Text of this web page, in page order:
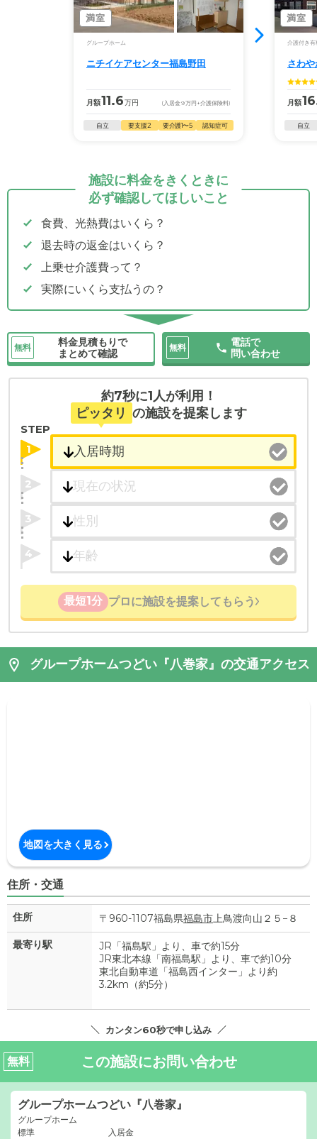
満室
グループホーム
ニチイケアセンター福島野田
月額11.6万円 (入居金9万円 +介護保険料)
自立 要支援2 要介護1〜5 認知症可
満室
介護付き有
さわ
月額
自立
施設に料金をきくときに
必ず確認してほしいこと
食費、光熱費はいくら？
退去時の返金はいくら？
上乗せ介護費って？
実際にいくら支払うの？
無料
料金見積もりで
まとめて確認
無料
電話で
問い合わせ
約7秒に1人が利用！
ピッタリ の施設を提案します
STEP
1
2
3
4
最短1分 プロに施設を提案してもらう
グループホームつどい『八巻家』の交通アクセス
地図を大きく見る
住所・交通
住所 〒960-1107福島県福島市上鳥渡向山２５−８
最寄り駅
JR「福島駅」より、車で約15分
JR東北本線「南福島駅」より、車で約10分
東北自動車道「福島西インター」より約
3.2km（約5分）
カンタン60秒で申し込み
無料 この施設にお問い合わせ
グループホームつどい『八巻家』
グループホーム
標準
入居金